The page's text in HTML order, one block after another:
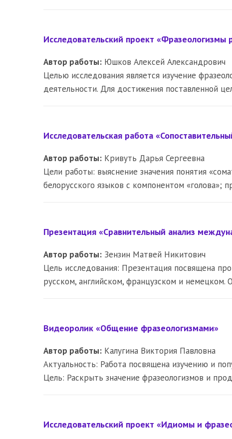
Исследовательский проект «Фразеологизмы
Автор работы: Юшков Алексей Александрович
Целью исследования является изучение
деятельности. Для достижения поставленной
Исследовательская работа
Автор работы: Кривуть Дарья Сергеевна
Цели работы: выяснение значения понятия
белорусского языков с компонентом «голова»;
Презентация «Сравнительный анализ
Автор работы: Зензин Матвей Никитович
Цель исследования: Презентация посвящена
русском, английском, французском и
Видеоролик «Общение фразеологизмами»
Автор работы: Калугина Виктория Павловна
Актуальность: Работа посвящена изучению и
Цель: Раскрыть значение фразеологизмов и
Исследовательский проект «Идиомы и